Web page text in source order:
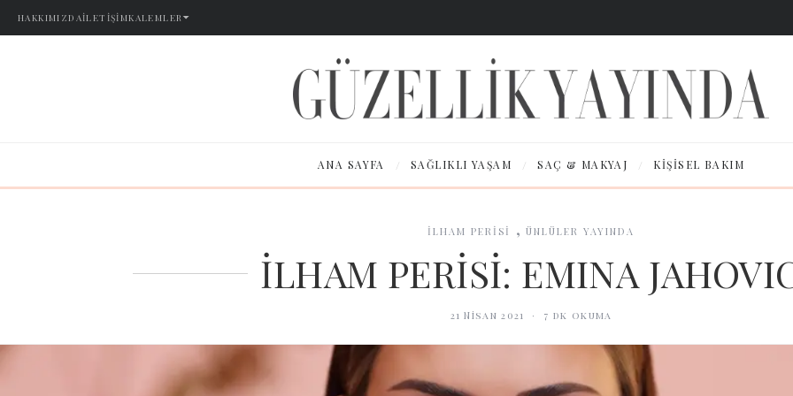
HAKKIMIZDAİLETIŞIMKALEMLER
ANA SAYFA / SAĞLIKLI YAŞAM / SAÇ & MAKYAJ / KIŞISEL BAKIM
İLHAM PERİSİ , ÜNLÜLER YAYINDA
İLHAM PERİSİ: EMINA
21 Nisan 2021 · 7 dk okuma